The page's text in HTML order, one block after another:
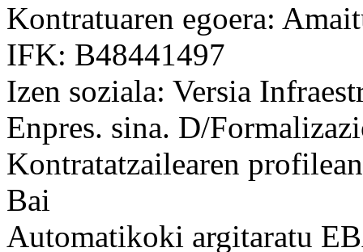
Kontratuaren egoera:
IFK: B48441497
Izen soziala: Versia
Enpres. sina. D/
Kontratatzailearen
Bai
Automatikoki argitaratu